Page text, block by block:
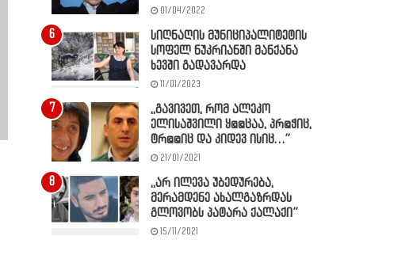
01/04/2022
სიღნაღის მუნიციპალიტეტის
სოფელ ნუკრიანში მანქანა
ხევში გადავარდა
11/01/2023
,,გავივეთ, რომ ალეკო
ელისაშვილი ყ@@ცაა, პრ@ჭიც,
ტრ@@იც და კიდევ ისიც…”
21/01/2021
,,არ ილევა უბედურება,
მერამდენე ახალგაზრდას
გლოვობს პატარა ქალაქი”
15/11/2021